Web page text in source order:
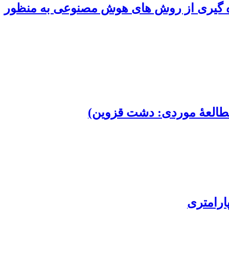
زراعی با بهره ‏گیری از روش‏ های هوش مصنوعی به‏ منظور
موردی: دشت قزوین)